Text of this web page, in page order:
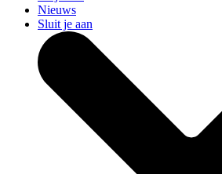
Nieuws
Sluit je aan